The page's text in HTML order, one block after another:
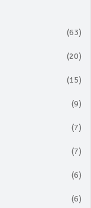
(63)
(20)
(15)
(9)
(7)
(7)
(6)
(6)